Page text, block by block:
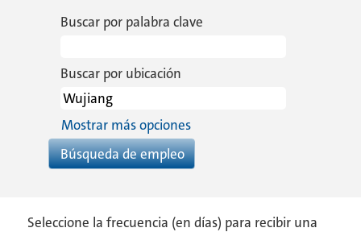
Buscar por palabra clave
Buscar por ubicación
Mostrar más opciones
Seleccione la frecuencia (en días) para recibir una